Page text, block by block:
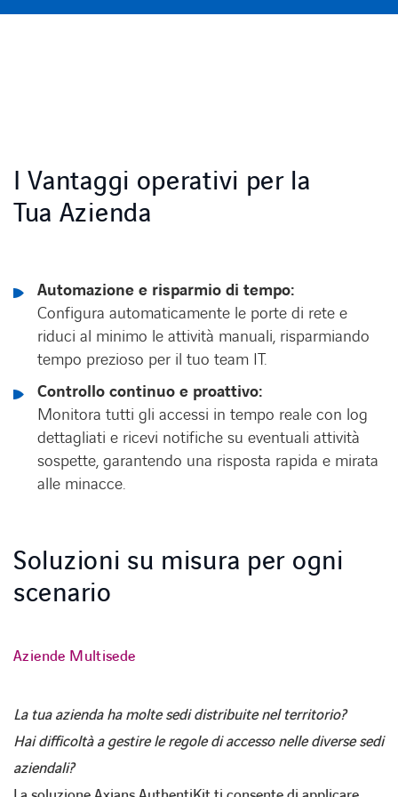
I Vantaggi operativi per la
Tua Azienda
Automazione e risparmio di tempo:
Configura automaticamente le porte di rete e
riduci al minimo le attività manuali, risparmiando
tempo prezioso per il tuo team IT.
Controllo continuo e proattivo:
Monitora tutti gli accessi in tempo reale con log
dettagliati e ricevi notifiche su eventuali attività
sospette, garantendo una risposta rapida e mirata
alle minacce.
Soluzioni su misura per ogni
scenario
Aziende Multisede
La tua azienda ha molte sedi distribuite nel territorio?
Hai difficoltà a gestire le regole di accesso nelle diverse sedi
aziendali?